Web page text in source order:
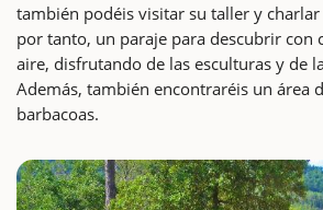
también podéis visitar su taller y charlar
por tanto, un paraje para descubrir con
aire, disfrutando de las esculturas y de
Además, también encontraréis un área
barbacoas.